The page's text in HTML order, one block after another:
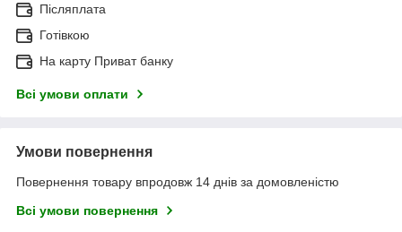
Післяплата
Готівкою
На карту Приват банку
Всі умови оплати
Умови повернення
Повернення товару впродовж 14 днів за домовленістю
Всі умови повернення